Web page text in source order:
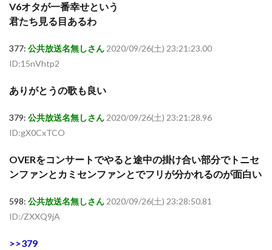
V6オタが一番幸せという
君たち見る目あるわ
377: 公共放送名無しさん2020/09/26(土) 23:21:23.00
ID:15nVhtp2
ありがとうの歌も良い
379: 公共放送名無しさん2020/09/26(土) 23:21:28.96
ID:gX0CxTCO
OVERをコンサートでやると途中の掛け合い部分でトニセ
ンファンとカミセンファンとでフリが分かれるのが面白い
598: 公共放送名無しさん2020/09/26(土) 23:28:50.81
ID:/ZXXQ9jA
>>379